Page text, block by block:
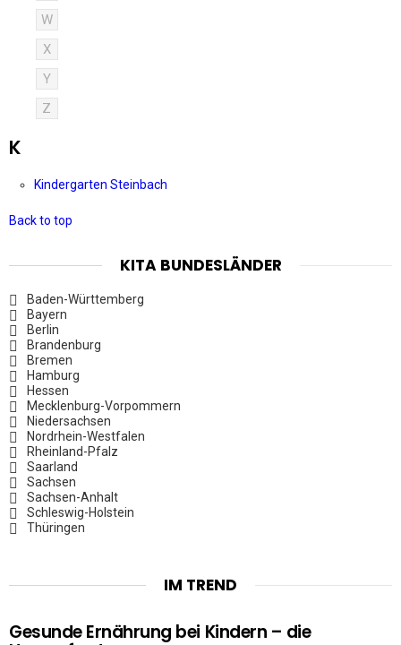
W
X
Y
Z
K
Kindergarten Steinbach
Back to top
KITA BUNDESLÄNDER
Baden-Württemberg
Bayern
Berlin
Brandenburg
Bremen
Hamburg
Hessen
Mecklenburg-Vorpommern
Niedersachsen
Nordrhein-Westfalen
Rheinland-Pfalz
Saarland
Sachsen
Sachsen-Anhalt
Schleswig-Holstein
Thüringen
IM TREND
Gesunde Ernährung bei Kindern – die